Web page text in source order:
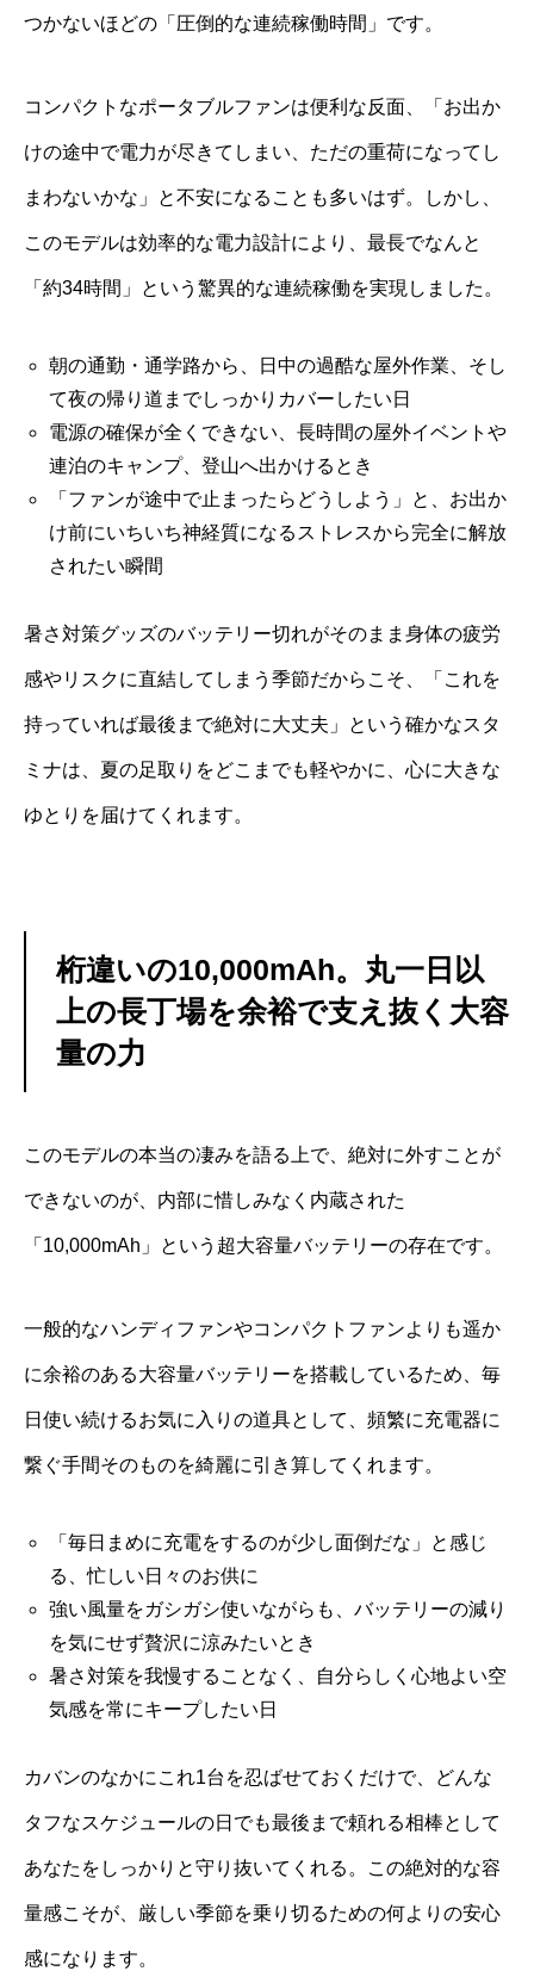
つかないほどの「圧倒的な連続稼働時間」です。
コンパクトなポータブルファンは便利な反面、「お出か
けの途中で電力が尽きてしまい、ただの重荷になってし
まわないかな」と不安になることも多いはず。しかし、
このモデルは効率的な電力設計により、最長でなんと
「約34時間」という驚異的な連続稼働を実現しました。
朝の通勤・通学路から、日中の過酷な屋外作業、そし
て夜の帰り道までしっかりカバーしたい日
電源の確保が全くできない、長時間の屋外イベントや
連泊のキャンプ、登山へ出かけるとき
「ファンが途中で止まったらどうしよう」と、お出か
け前にいちいち神経質になるストレスから完全に解放
されたい瞬間
暑さ対策グッズのバッテリー切れがそのまま身体の疲労
感やリスクに直結してしまう季節だからこそ、「これを
持っていれば最後まで絶対に大丈夫」という確かなスタ
ミナは、夏の足取りをどこまでも軽やかに、心に大きな
ゆとりを届けてくれます。
桁違いの10,000mAh。丸一日以
上の長丁場を余裕で支え抜く大容
量の力
このモデルの本当の凄みを語る上で、絶対に外すことが
できないのが、内部に惜しみなく内蔵された
「10,000mAh」という超大容量バッテリーの存在です。
一般的なハンディファンやコンパクトファンよりも遥か
に余裕のある大容量バッテリーを搭載しているため、毎
日使い続けるお気に入りの道具として、頻繁に充電器に
繋ぐ手間そのものを綺麗に引き算してくれます。
「毎日まめに充電をするのが少し面倒だな」と感じ
る、忙しい日々のお供に
強い風量をガシガシ使いながらも、バッテリーの減り
を気にせず贅沢に涼みたいとき
暑さ対策を我慢することなく、自分らしく心地よい空
気感を常にキープしたい日
カバンのなかにこれ1台を忍ばせておくだけで、どんな
タフなスケジュールの日でも最後まで頼れる相棒として
あなたをしっかりと守り抜いてくれる。この絶対的な容
量感こそが、厳しい季節を乗り切るための何よりの安心
感になります。